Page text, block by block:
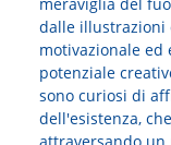
dalle illustrazioni
motivazionale
potenziale
sono curiosi di
dell'esistenza,